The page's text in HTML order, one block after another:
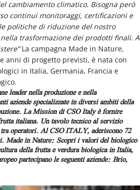
cambiamento climatico. Bisogna però
continui monitoraggi, certificazioni e
politiche di riduzione del nostro
trasformazione dei prodotti finali. A
La campagna Made in Nature,
anni di progetto previsti, è nata con
in Italia, Germania, Francia e
leader nella produzione e nella
aziende specializzate in diversi ambiti della
La Mission di CSO Italy è fornire
italiana. Un tavolo tecnico al servizio
operatori. Al CSO ITALY, aderiscono 72
Made in Nature:Scopri i valori del biologico
della frutta e verdura biologica in Italia,
partecipano le seguenti aziende:Brio,